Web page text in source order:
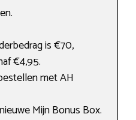
is €70,
€4,95.
met AH
Mijn Bonus Box.